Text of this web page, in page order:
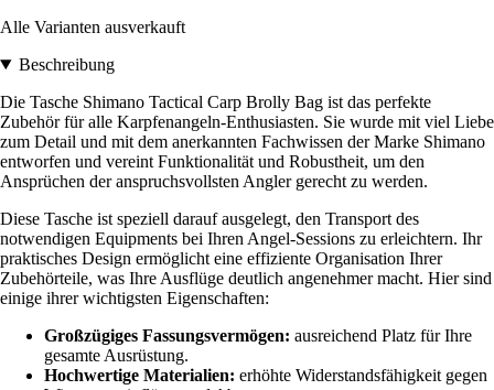
Alle Varianten ausverkauft
Beschreibung
Die Tasche Shimano Tactical Carp Brolly Bag ist das perfekte
Zubehör für alle Karpfenangeln-Enthusiasten. Sie wurde mit viel Liebe
zum Detail und mit dem anerkannten Fachwissen der Marke Shimano
entworfen und vereint Funktionalität und Robustheit, um den
Ansprüchen der anspruchsvollsten Angler gerecht zu werden.
Diese Tasche ist speziell darauf ausgelegt, den Transport des
notwendigen Equipments bei Ihren Angel-Sessions zu erleichtern. Ihr
praktisches Design ermöglicht eine effiziente Organisation Ihrer
Zubehörteile, was Ihre Ausflüge deutlich angenehmer macht. Hier sind
einige ihrer wichtigsten Eigenschaften:
Großzügiges Fassungsvermögen: ausreichend Platz für Ihre
gesamte Ausrüstung.
Hochwertige Materialien: erhöhte Widerstandsfähigkeit gegen